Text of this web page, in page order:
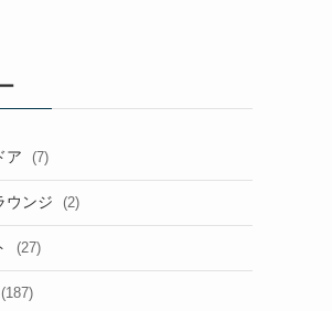
ア (7)
ウンジ (2)
(27)
(187)